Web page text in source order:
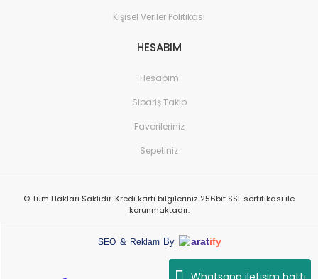
Kişisel Veriler Politikası
HESABIM
Hesabım
Sipariş Takip
Favorileriniz
Sepetiniz
© Tüm Hakları Saklıdır. Kredi kartı bilgileriniz 256bit SSL sertifikası ile
korunmaktadır.
SEO & Reklam By aratify